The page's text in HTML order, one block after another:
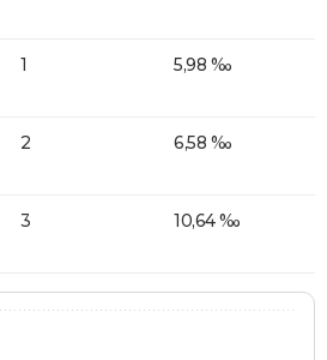
1 5,98 ‰
2 6,58 ‰
3 10,64 ‰